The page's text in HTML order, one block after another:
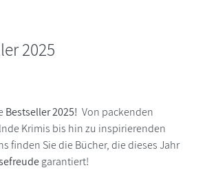
2025
Bestseller 2025! Von packenden
Krimis bis hin zu inspirierenden
finden Sie die Bücher, die dieses Jahr
garantiert!